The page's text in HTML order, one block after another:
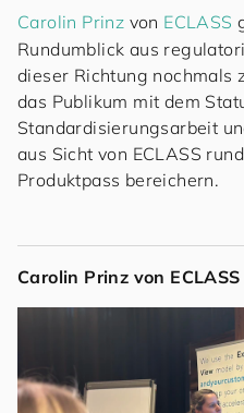
Carolin Prinz von ECLASS
Rundumblick aus
dieser Richtung nochmals
das Publikum mit dem
Standardisierungsarbeit
aus Sicht von ECLASS
Produktpass bereichern.
Carolin Prinz von ECLASS